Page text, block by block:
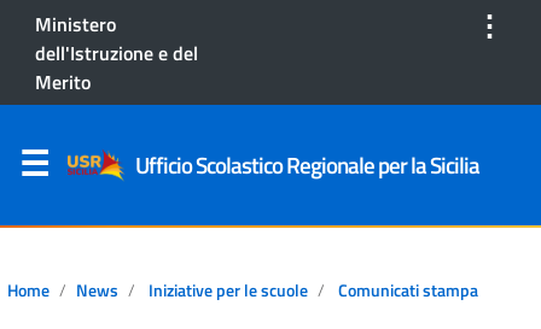
Ministero
dell'Istruzione e del
Merito
⋮
Ufficio Scolastico Regionale per la Sicilia
Home News Iniziative per le scuole Comunicati stampa